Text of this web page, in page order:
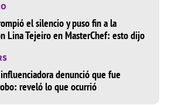
el silencio y puso fin a la
Lina Tejeiro en MasterChef: esto dijo
denunció que fue
reveló lo que ocurrió